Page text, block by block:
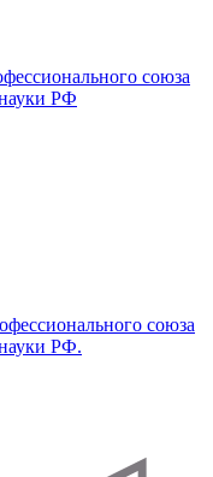
союза
РФ
союза
РФ.